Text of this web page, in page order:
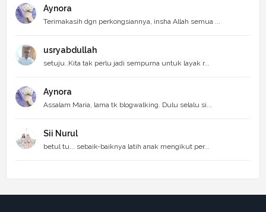
Aynora
Terimakasih dgn perkongsiannya, insha Allah semua ...
usryabdullah
setuju..Kita tak perlu jadi sempurna untuk layak r...
Aynora
Assalam Maria, lama tk blogwalking. Dulu selalu si...
Sii Nurul
betul tu... sebaik-baiknya latih anak mengikut per...